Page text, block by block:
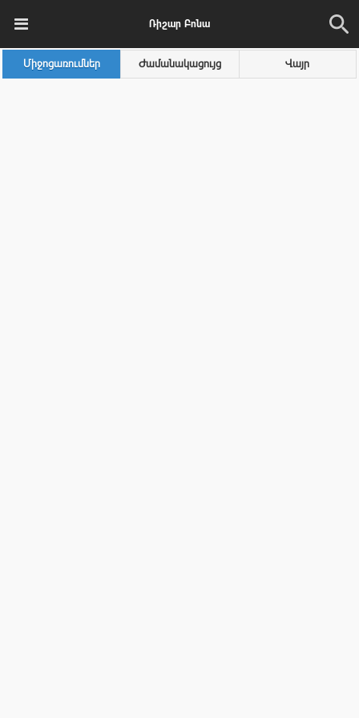
Ռիշար Բոնա
Միջոցառումներ Ժամանակացույց Վայր